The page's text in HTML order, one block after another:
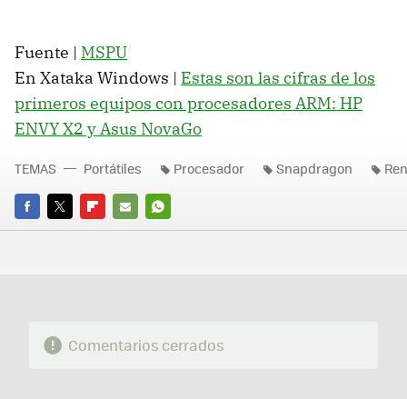
Fuente | MSPU
En Xataka Windows | Estas son las cifras de los
primeros equipos con procesadores ARM: HP
ENVY X2 y Asus NovaGo
FACEBOOK
TWITTERFLIPBOARD
E-
WHATSAPP
TEMAS Portátiles Procesador Snapdragon
Comentarios cerrados